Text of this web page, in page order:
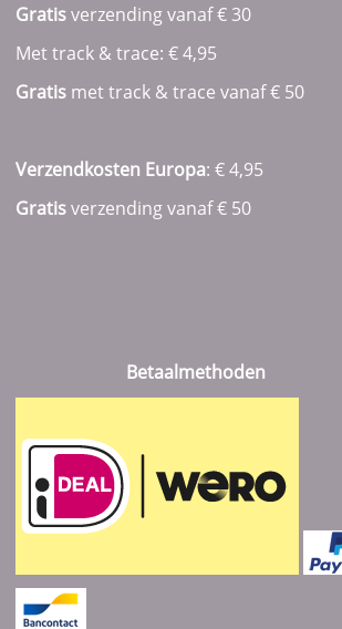
Gratisverzending vanaf € 30
Met track & trace: € 4,95
Gratis met track & trace vanaf€ 50
Verzendkosten Europa: € 4,95
Gratisverzending vanaf € 50
Betaalmethoden